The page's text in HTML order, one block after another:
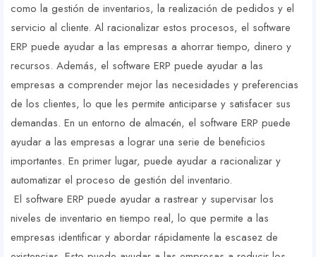
como la gestión de inventarios, la realización de pedidos y el
servicio al cliente. Al racionalizar estos procesos, el software
ERP puede ayudar a las empresas a ahorrar tiempo, dinero y
recursos. Además, el software ERP puede ayudar a las
empresas a comprender mejor las necesidades y preferencias
de los clientes, lo que les permite anticiparse y satisfacer sus
demandas. En un entorno de almacén, el software ERP puede
ayudar a las empresas a lograr una serie de beneficios
importantes. En primer lugar, puede ayudar a racionalizar y
automatizar el proceso de gestión del inventario.
El software ERP puede ayudar a rastrear y supervisar los
niveles de inventario en tiempo real, lo que permite a las
empresas identificar y abordar rápidamente la escasez de